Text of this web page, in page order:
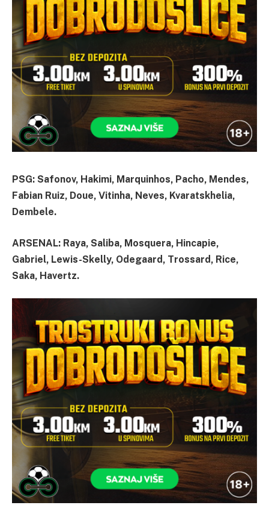
PSG: Safonov, Hakimi, Marquinhos, Pacho, Mendes,
Fabian Ruiz, Doue, Vitinha, Neves, Kvaratskhelia,
Dembele.
ARSENAL: Raya, Saliba, Mosquera, Hincapie,
Gabriel, Lewis-Skelly, Odegaard, Trossard, Rice,
Saka, Havertz.